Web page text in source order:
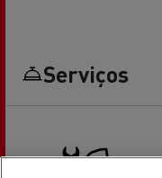
Serviços